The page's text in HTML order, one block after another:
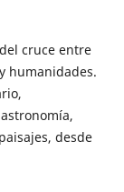
cruce entre
humanidades.
desde